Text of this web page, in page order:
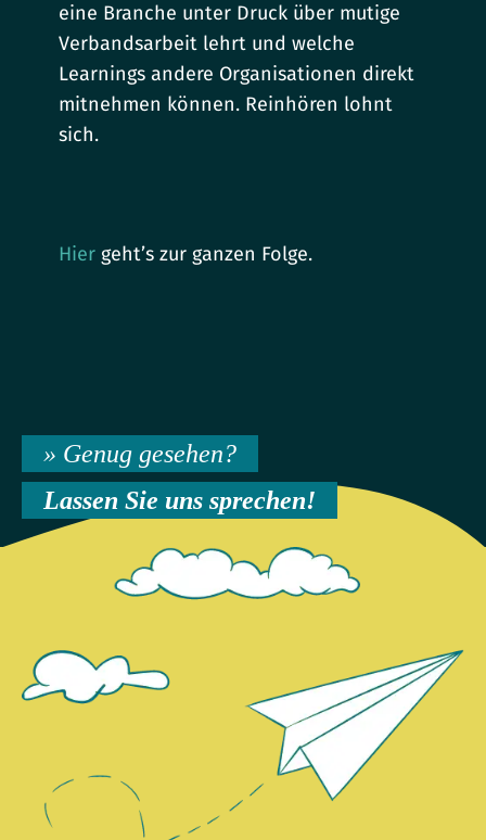
eine Branche unter Druck über mutige
Verbandsarbeit lehrt und welche
Learnings andere Organisationen direkt
mitnehmen können. Reinhören lohnt
sich.
Hier geht’s zur ganzen Folge.
» Genug gesehen?
Lassen Sie uns sprechen!